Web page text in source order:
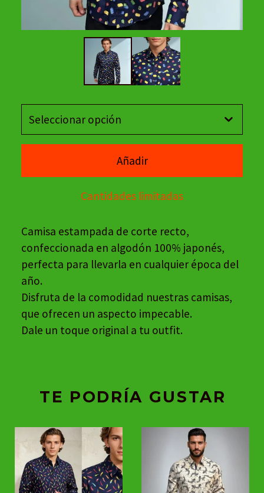
Añadir
Cantidades limitadas
Camisa estampada de corte recto,
confeccionada en algodón 100% japonés,
perfecta para llevarla en cualquier época del
año.
Disfruta de la comodidad nuestras camisas,
que ofrecen un aspecto impecable.
Dale un toque original a tu outfit.
TE PODRÍA GUSTAR